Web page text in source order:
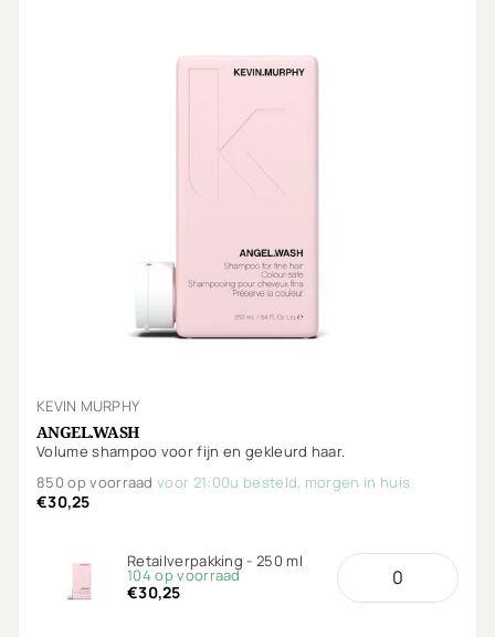
KEVIN MURPHY
ANGEL.WASH
Volume shampoo voor fijn en gekleurd haar.
850 op voorraadvoor 21:00u besteld, morgen in huis
€30,25
Retailverpakking - 250 ml
104 op voorraad
€30,25